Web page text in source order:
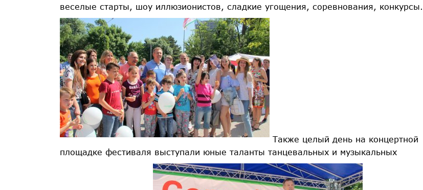
веселые старты, шоу иллюзионистов, сладкие угощения, соревнования, конкурсы.
Также целый день на концертной
площадке фестиваля выступали юные таланты танцевальных и музыкальных